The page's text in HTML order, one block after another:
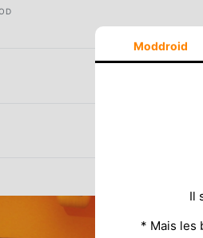
Moddroid
Il
* Mais les